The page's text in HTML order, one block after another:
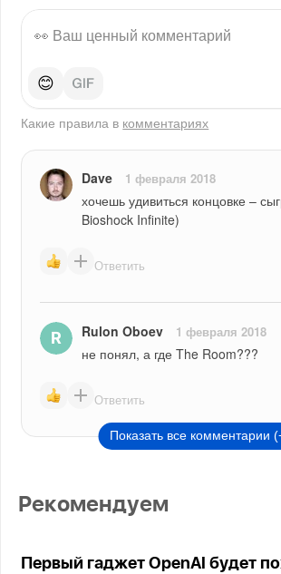
😊
Какие правила в комментариях
Dave 1 февраля 2018
хочешь удивиться концовке –
Bioshock Infinite)
Ответить
Rulon Oboev 1 февраля 2018
не понял, а где The Room???
Ответить
Показать все комментарии
Рекомендуем
Первый гаджет OpenAI будет